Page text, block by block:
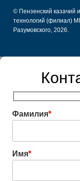
© Пензенский казачий
технологий (филиал)
Разумовского, 2026.
Фамилия*
Имя*